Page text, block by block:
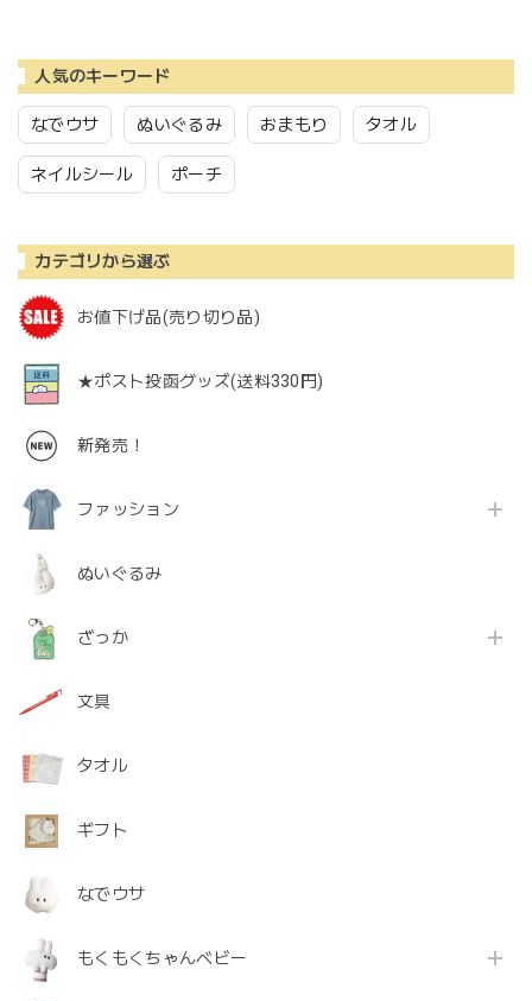
人気のキーワード
なでウサ ぬいぐるみ おまもり タオル
ネイルシール ポーチ
カテゴリから選ぶ
お値下げ品(売り切り品)
★ポスト投函グッズ(送料330円)
新発売！
ファッション
ぬいぐるみ
ざっか
文具
タオル
ギフト
なでウサ
もくもくちゃんベビー